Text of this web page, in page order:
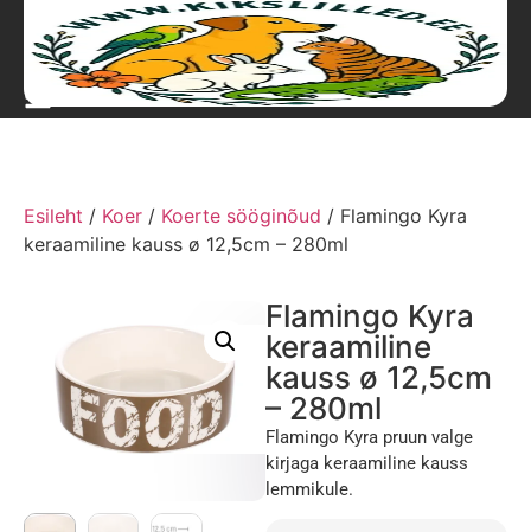
Esileht / Koer / Koerte sööginõud / Flamingo Kyra
keraamiline kauss ø 12,5cm – 280ml
Flamingo Kyra
keraamiline
kauss ø 12,5cm
– 280ml
Flamingo Kyra pruun valge
kirjaga keraamiline kauss
lemmikule.